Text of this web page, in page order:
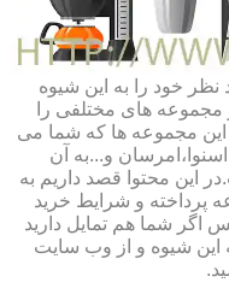
خود را به این شیوه
های مختلفی را
این مجموعه ها که شما می
و...به آن
این محتوا قصد داریم به
پرداخته و شرایط خرید
اگر شما هم تمایل دارید
این شیوه و از وب سایت